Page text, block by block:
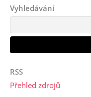
Vyhledávání
RSS
Přehled zdrojů